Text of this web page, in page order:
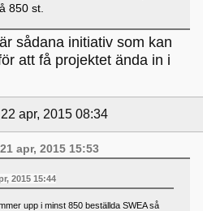
850 st.
sådana initiativ som kan
att få projektet ända in i
apr, 2015 08:34
apr, 2015 15:53
2015 15:44
upp i minst 850 beställda SWEA så